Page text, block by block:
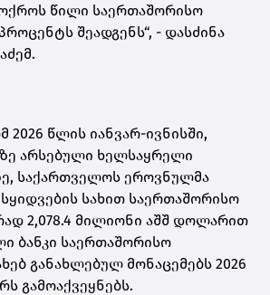
წილი საერთაშორისო
შეადგენს“, - დასძინა
2026 წლის იანვარ-ივნისში,
არსებული ხელსაყრელი
საქართველოს ეროვნულმა
სახით საერთაშორისო
2,078.4 მილიონი აშშ დოლარით
ბანკი საერთაშორისო
განახლებულ მონაცემებს 2026
გამოაქვეყნებს.